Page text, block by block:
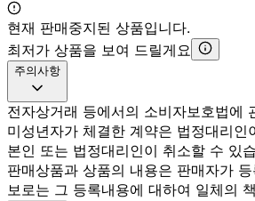
현재 판매중지된 상품입니다.
최저가 상품을 보여 드릴게요
주의사항
전자상거래 등에서의 소비자보호법에
미성년자가 체결한 계약은 법정대리인
본인 또는 법정대리인이 취소할 수 있
판매상품과 상품의 내용은 판매자가
보로는 그 등록내용에 대하여 일체의